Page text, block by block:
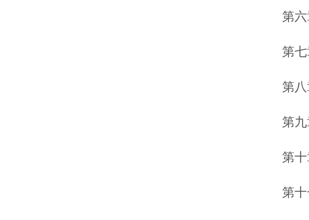
第六
第七
第八
第九
第十
第十